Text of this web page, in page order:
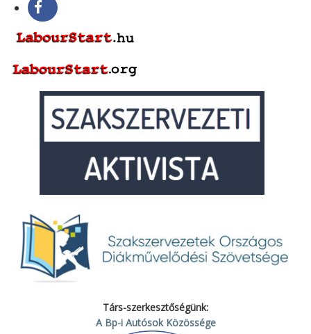
Társ-szerkesztőségünk:
A Bp-i Autósok Közössége